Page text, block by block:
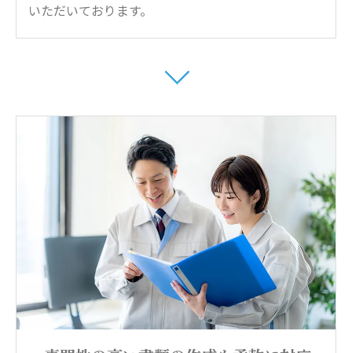
いただいております。